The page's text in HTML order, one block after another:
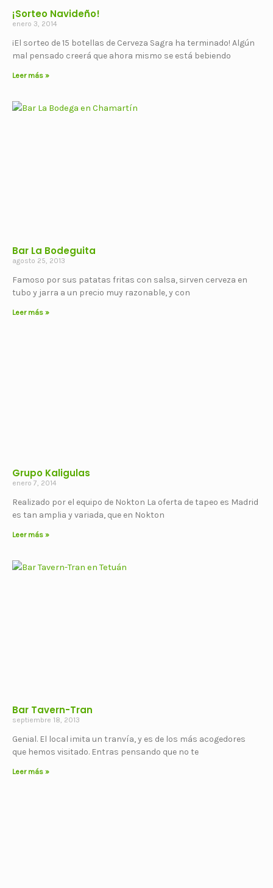
¡Sorteo Navideño!
enero 3, 2014
¡El sorteo de 15 botellas de Cerveza Sagra ha terminado! Algún
mal pensado creerá que ahora mismo se está bebiendo
Leer más »
Bar La Bodeguita
agosto 25, 2013
Famoso por sus patatas fritas con salsa, sirven cerveza en
tubo y jarra a un precio muy razonable, y con
Leer más »
Grupo Kaligulas
enero 7, 2014
Realizado por el equipo de Nokton La oferta de tapeo es Madrid
es tan amplia y variada, que en Nokton
Leer más »
Bar Tavern-Tran
septiembre 18, 2013
Genial. El local imita un tranvía, y es de los más acogedores
que hemos visitado. Entras pensando que no te
Leer más »